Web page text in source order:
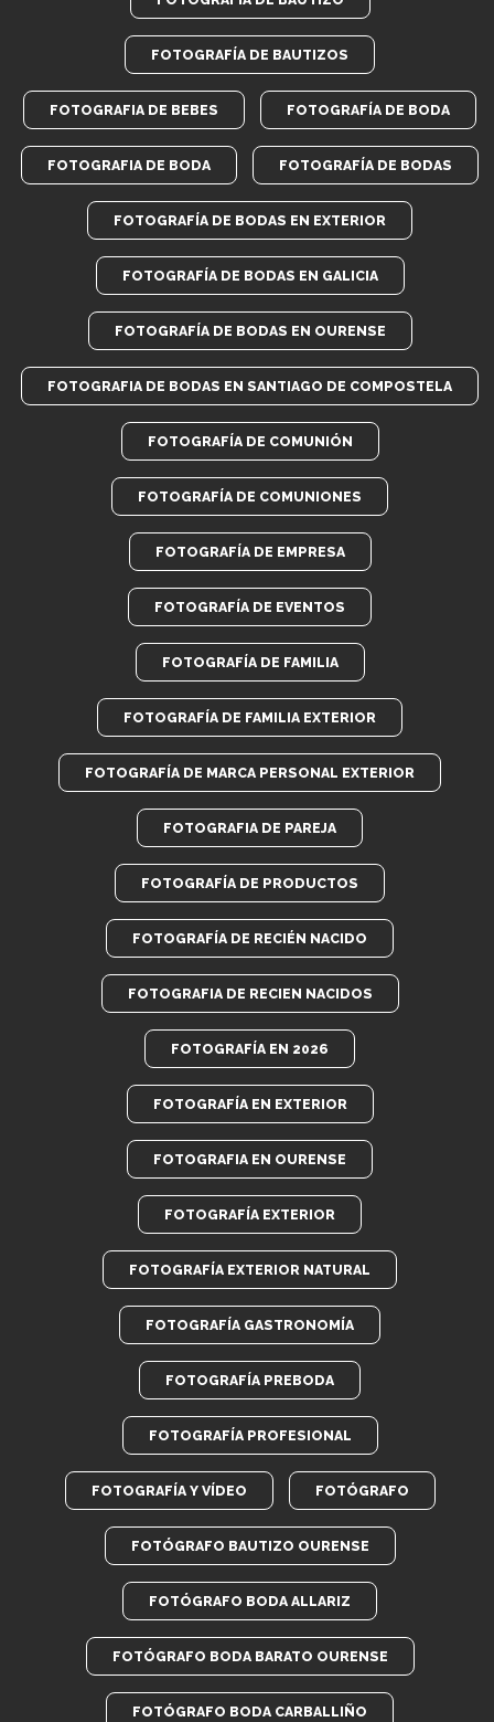
FOTOGRAFÍA DE BAUTIZOS
FOTOGRAFIA DE BEBES FOTOGRAFÍA DE BODA
FOTOGRAFIA DE BODA FOTOGRAFÍA DE BODAS
FOTOGRAFÍA DE BODAS EN EXTERIOR
FOTOGRAFÍA DE BODAS EN GALICIA
FOTOGRAFÍA DE BODAS EN OURENSE
FOTOGRAFIA DE BODAS EN SANTIAGO DE COMPOSTELA
FOTOGRAFÍA DE COMUNIÓN
FOTOGRAFÍA DE COMUNIONES
FOTOGRAFÍA DE EMPRESA
FOTOGRAFÍA DE EVENTOS
FOTOGRAFÍA DE FAMILIA
FOTOGRAFÍA DE FAMILIA EXTERIOR
FOTOGRAFÍA DE MARCA PERSONAL EXTERIOR
FOTOGRAFIA DE PAREJA
FOTOGRAFÍA DE PRODUCTOS
FOTOGRAFÍA DE RECIÉN NACIDO
FOTOGRAFIA DE RECIEN NACIDOS
FOTOGRAFÍA EN 2026
FOTOGRAFÍA EN EXTERIOR
FOTOGRAFIA EN OURENSE
FOTOGRAFÍA EXTERIOR
FOTOGRAFÍA EXTERIOR NATURAL
FOTOGRAFÍA GASTRONOMÍA
FOTOGRAFÍA PREBODA
FOTOGRAFÍA PROFESIONAL
FOTOGRAFÍA Y VÍDEO FOTÓGRAFO
FOTÓGRAFO BAUTIZO OURENSE
FOTÓGRAFO BODA ALLARIZ
FOTÓGRAFO BODA BARATO OURENSE
FOTÓGRAFO BODA CARBALLIÑO